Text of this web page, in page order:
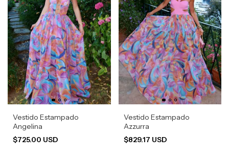
Vestido Estampado
Angelina
$725.00 USD
Vestido Estampado
Azzurra
$829.17 USD